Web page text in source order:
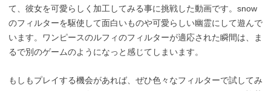
て、彼女を可愛らしく加工してみる事に挑戦した動画です。snow
のフィルターを駆使して面白いものや可愛らしい幽霊にして遊んで
います。ワンピースのルフィのフィルターが適応された瞬間は、ま
るで別のゲームのようになっと感じてしまいます。
もしもプレイする機会があれば、ぜひ色々なフィルターで試してみ